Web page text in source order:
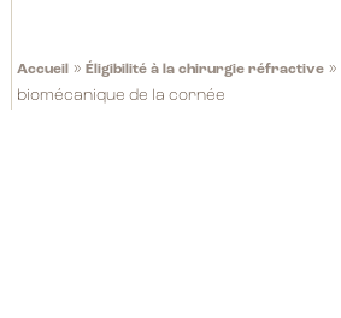
Accueil »Éligibilité à la chirurgie réfractive »
biomécanique de la cornée